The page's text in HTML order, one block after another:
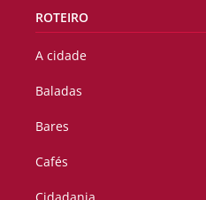
ROTEIRO
A cidade
Baladas
Bares
Cafés